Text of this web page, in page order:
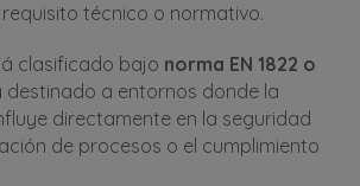
técnico o normativo.
clasificado bajo norma EN 1822 o
destinado a entornos donde la
directamente en la seguridad
de procesos o el cumplimiento